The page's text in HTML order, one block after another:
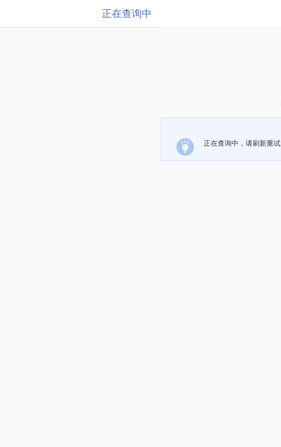
正在查询中
正在查询中，请刷新重试